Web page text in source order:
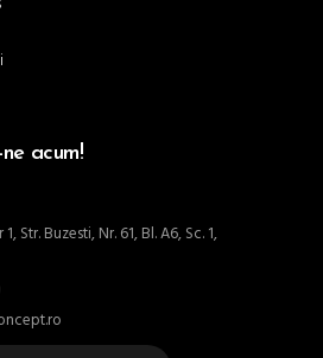
acum!
Str. Buzesti, Nr. 61, Bl. A6, Sc. 1,